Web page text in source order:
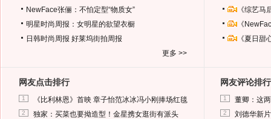
NewFace张俪：不怕定型“物质女”
明星时尚周报：女明星的欲望衣橱
日韩时尚周报 好莱坞街拍周报
更多 >>
《综艺
《
《夏日
网友点击排行
1 《比利林恩》首映 章子怡范冰冰冯小刚捧场红毯
2 独家：买菜也要拗造型！金星携女逛街有派头
网友评论排行
1 董卿：这
2 刘德华新